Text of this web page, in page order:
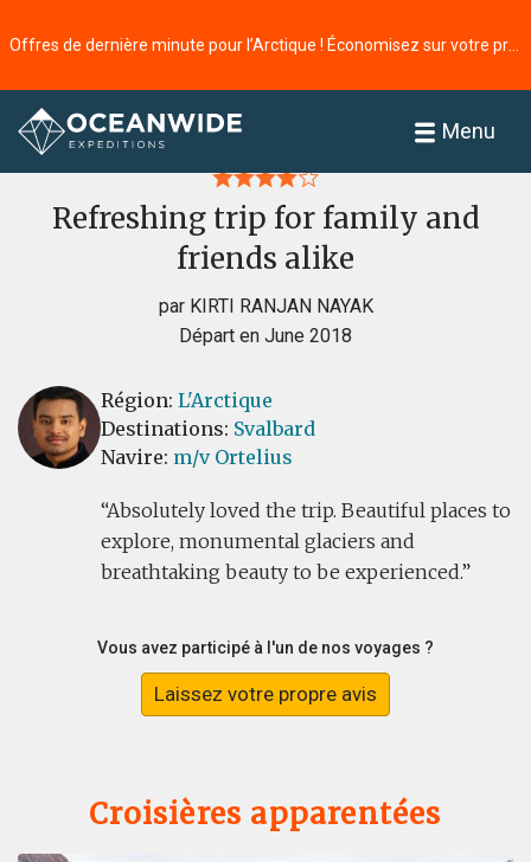
Menu
Accueil
Refreshing trip for family and
friends alike
par KIRTI RANJAN NAYAK
Départ en June 2018
Région: L'Arctique
Destinations: Svalbard
Navire: m/v Ortelius
Absolutely loved the trip. Beautiful places to
explore, monumental glaciers and
breathtaking beauty to be experienced.
Vous avez participé à l'un de nos voyages ?
Laissez votre propre avis
Croisières apparentées